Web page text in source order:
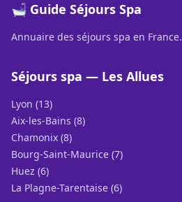
🛁 Guide Séjours Spa
Annuaire des séjours spa en France.
Séjours spa — Les Allues
Lyon (13)
Aix-les-Bains (8)
Chamonix (8)
Bourg-Saint-Maurice (7)
Huez (6)
La Plagne-Tarentaise (6)